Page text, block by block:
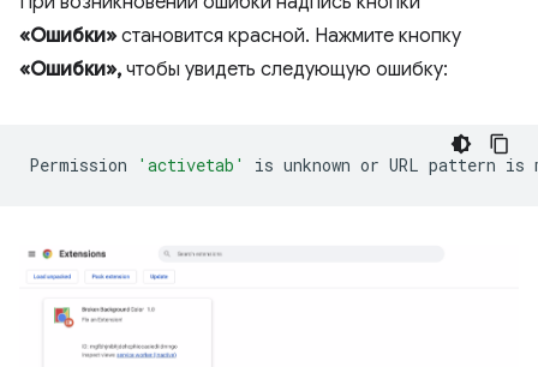
«Ошибки» становится красной. Нажмите кнопку
«Ошибки», чтобы увидеть следующую ошибку:
Permission 'activetab' is unknown or URL pattern is